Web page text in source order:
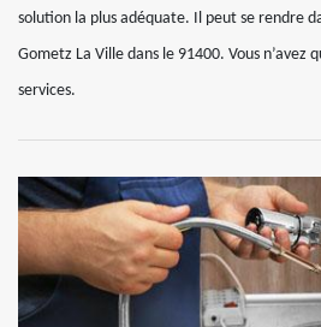
solution la plus adéquate. Il peut se rendre
Gometz La Ville dans le 91400. Vous n’avez
services.